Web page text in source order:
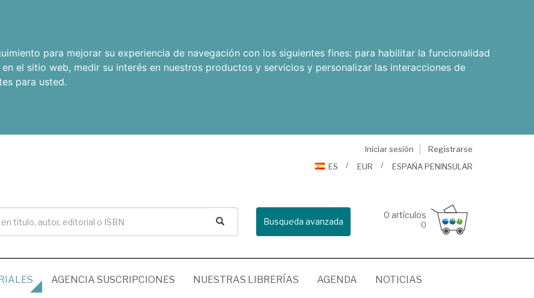
para mejorar su experiencia de navegación con los siguientes fines: para habilitar la funcionalidad
el sitio web, medir su interés en nuestros productos y servicios y personalizar las interacciones de
para usted.
Iniciar sesión
Registrarse
ES
EUR ESPAÑA PENINSULAR
Busqueda avanzada
0 artículos
0
AGENCIA SUSCRIPCIONES NUESTRAS LIBRERÍAS AGENDA NOTICIAS